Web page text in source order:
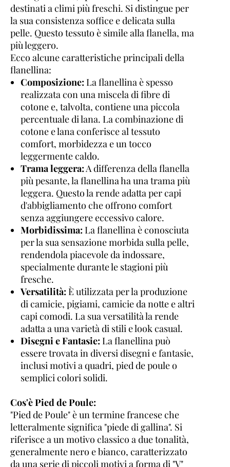
destinati a climi più freschi. Si distingue per
la sua consistenza soffice e delicata sulla
pelle. Questo tessuto è simile alla flanella, ma
più leggero.
Ecco alcune caratteristiche principali della
flanellina:
Composizione: La flanellina è spesso
realizzata con una miscela di fibre di
cotone e, talvolta, contiene una piccola
percentuale di lana. La combinazione di
cotone e lana conferisce al tessuto
comfort, morbidezza e un tocco
leggermente caldo.
Trama leggera: A differenza della flanella
più pesante, la flanellina ha una trama più
leggera. Questo la rende adatta per capi
d'abbigliamento che offrono comfort
senza aggiungere eccessivo calore.
Morbidissima: La flanellina è conosciuta
per la sua sensazione morbida sulla pelle,
rendendola piacevole da indossare,
specialmente durante le stagioni più
fresche.
Versatilità: È utilizzata per la produzione
di camicie, pigiami, camicie da notte e altri
capi comodi. La sua versatilità la rende
adatta a una varietà di stili e look casual.
Disegni e Fantasie: La flanellina può
essere trovata in diversi disegni e fantasie,
inclusi motivi a quadri, pied de poule o
semplici colori solidi.
Cos'è Pied de Poule:
"Pied de Poule" è un termine francese che
letteralmente significa "piede di gallina". Si
riferisce a un motivo classico a due tonalità,
generalmente nero e bianco, caratterizzato
da una serie di piccoli motivi a forma di "V"